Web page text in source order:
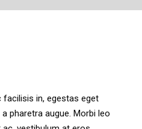
facilisis in, egestas eget
pharetra augue. Morbi leo